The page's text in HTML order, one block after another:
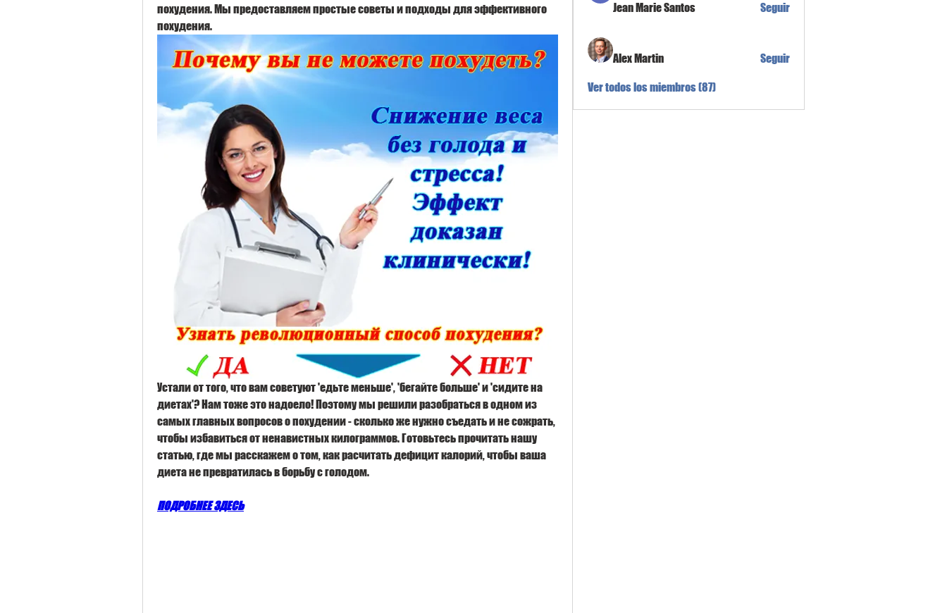
похудения. Мы предоставляем простые советы и подходы для эффективного
похудения.
Устали от того, что вам советуют 'едьте меньше', 'бегайте больше' и 'сидите на
диетах'? Нам тоже это надоело! Поэтому мы решили разобраться в одном из
самых главных вопросов о похудении - сколько же нужно съедать и не сожрать,
чтобы избавиться от ненавистных килограммов. Готовьтесь прочитать нашу
статью, где мы расскажем о том, как расчитать дефицит калорий, чтобы ваша
диета не превратилась в борьбу с голодом.
ПОДРОБНЕЕ ЗДЕСЬ
Jean Marie Santos Seguir
Alex Martin Seguir
Ver todos los miembros (87)